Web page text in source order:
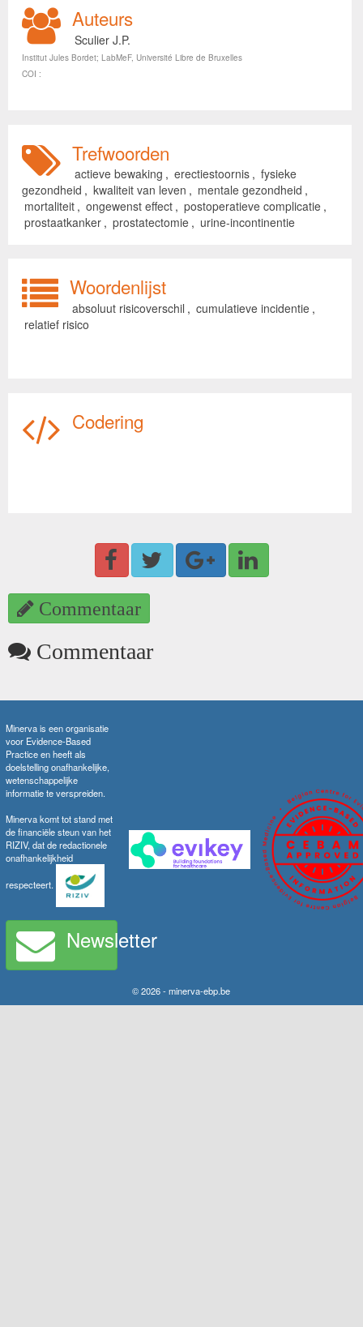
Auteurs
Sculier J.P.
Institut Jules Bordet; LabMeF, Université Libre de Bruxelles
COI :
Trefwoorden
actieve bewaking , erectiestoornis , fysieke
gezondheid , kwaliteit van leven , mentale gezondheid ,
mortaliteit , ongewenst effect , postoperatieve complicatie ,
prostaatkanker , prostatectomie , urine-incontinentie
Woordenlijst
absoluut risicoverschil , cumulatieve incidentie ,
relatief risico
Codering
Commentaar
Commentaar
Minerva is een organisatie
voor Evidence-Based
Practice en heeft als
doelstelling onafhankelijke,
wetenschappelijke
informatie te verspreiden.
Minerva komt tot stand met
de financiële steun van het
RIZIV, dat de redactionele
onafhankelijkheid
respecteert.
Newsletter
© 2026 - minerva-ebp.be